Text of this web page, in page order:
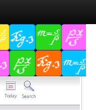
Today Search